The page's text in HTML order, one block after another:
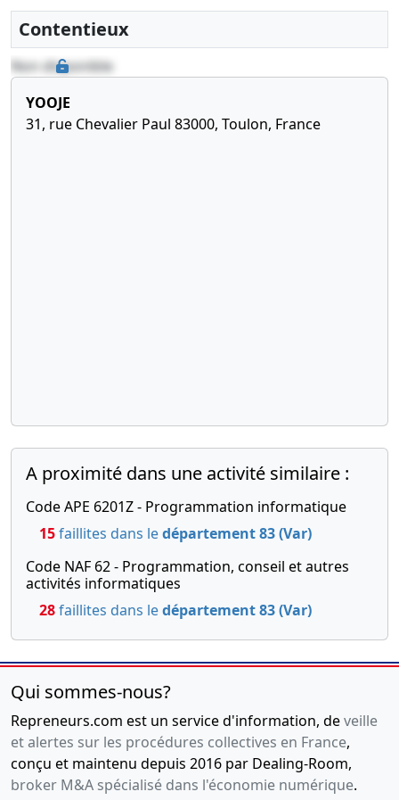
Contentieux
Non disponible
YOOJE
31, rue Chevalier Paul 83000, Toulon, France
A proximité dans une activité similaire :
Code APE 6201Z - Programmation informatique
15faillites dans ledépartement 83 (Var)
Code NAF 62 - Programmation, conseil et autres
activités informatiques
28faillites dans ledépartement 83 (Var)
Qui sommes-nous?
Repreneurs.com est un service d'information, deveille
et alertes sur les procédures collectives en France,
conçu et maintenu depuis 2016 par Dealing-Room,
broker M&A spécialisé dans l'économie numérique.